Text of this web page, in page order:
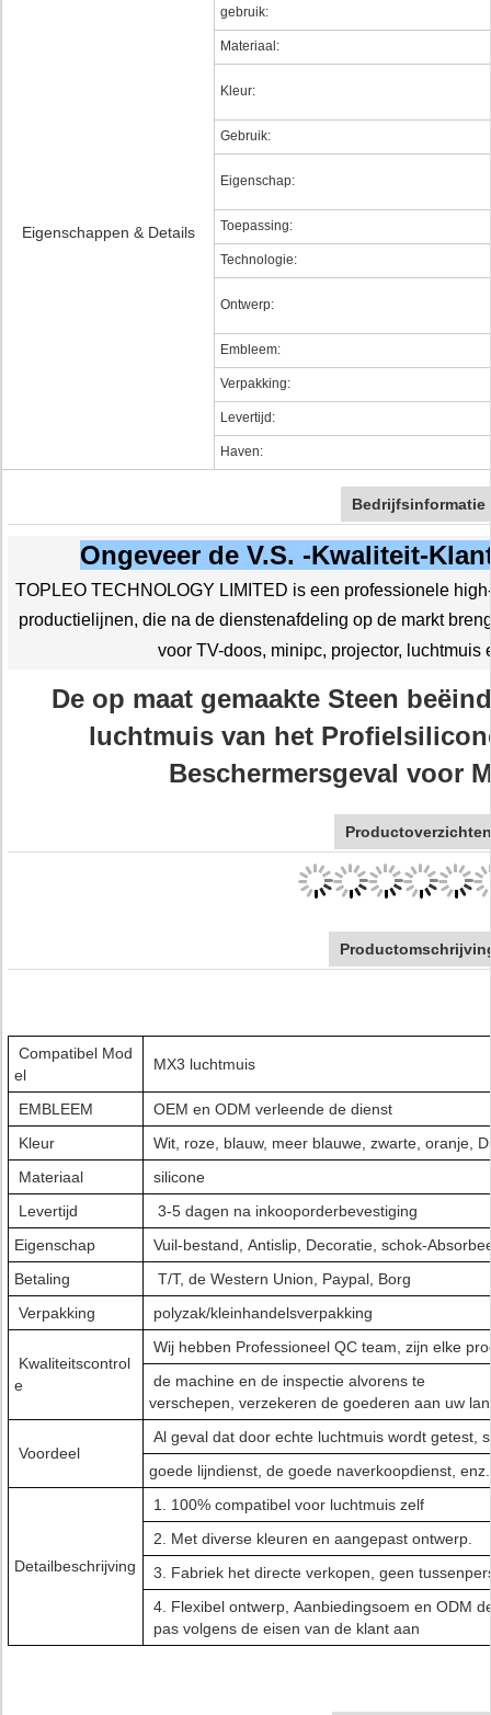
Eigenschappen & Details
gebruik:
Materiaal:
Kleur:
Gebruik:
Eigenschap:
Toepassing:
Technologie:
Ontwerp:
Embleem:
Verpakking:
Levertijd:
Haven:
Bedrijfsinformatie
Ongeveer de V.S. -Kwaliteit-
TOPLEO TECHNOLOGY LIMITED is een professionele
productielijnen, die na de dienstenafdeling op de markt
voor TV-doos, minipc, projector, luchtmuis
De op maat gemaakte Steen
luchtmuis van het
Beschermersgeval voor
Productoverzichten
Compatibel Mod
el
MX3 luchtmuis
EMBLEEM
OEM en ODM verleende de dienst
Kleur
Wit, roze, blauw, meer blauwe, zwarte, oranje,
Materiaal
silicone
Levertijd
3-5 dagen na inkooporderbevestiging
Eigenschap
Vuil-bestand, Antislip, Decoratie, schok-
Betaling
T/T, de Western Union, Paypal, Borg
Verpakking
polyzak/kleinhandelsverpakking
Kwaliteitscontrol
e
Wij hebben Professioneel QC team, zijn elke
de machine en de inspectie alvorens te
verschepen, verzekeren de goederen aan uw
Voordeel
Al geval dat door echte luchtmuis wordt getest,
goede lijndienst, de goede naverkoopdienst,
Detailbeschrijving
1. 100% compatibel voor luchtmuis zelf
2. Met diverse kleuren en aangepast ontwerp.
3. Fabriek het directe verkopen, geen
4. Flexibel ontwerp, Aanbiedingsoem en
pas volgens de eisen van de klant aan